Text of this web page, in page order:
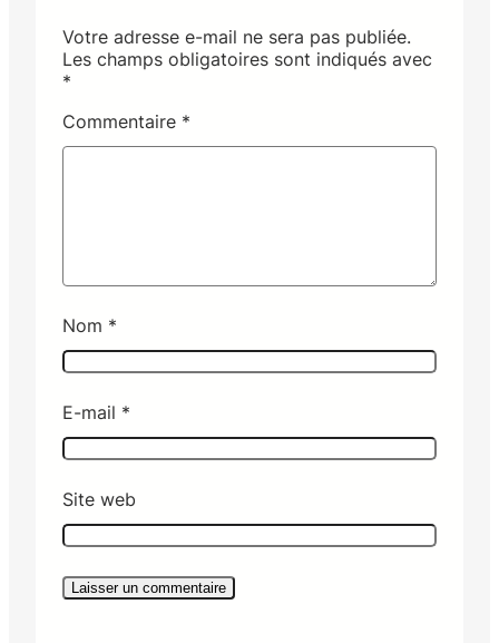
Votre adresse e-mail ne sera pas publiée.
Les champs obligatoires sont indiqués avec
*
Commentaire *
Nom *
E-mail *
Site web